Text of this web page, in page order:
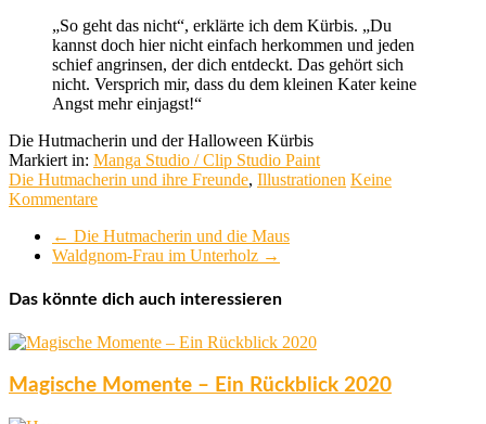
„So geht das nicht“, erklärte ich dem Kürbis. „Du
kannst doch hier nicht einfach herkommen und jeden
schief angrinsen, der dich entdeckt. Das gehört sich
nicht. Versprich mir, dass du dem kleinen Kater keine
Angst mehr einjagst!“
Die Hutmacherin und der Halloween Kürbis
Markiert in: Manga Studio / Clip Studio Paint
Die Hutmacherin und ihre Freunde, Illustrationen Keine
Kommentare
← Die Hutmacherin und die Maus
Waldgnom-Frau im Unterholz →
Das könnte dich auch interessieren
Magische Momente – Ein Rückblick 2020